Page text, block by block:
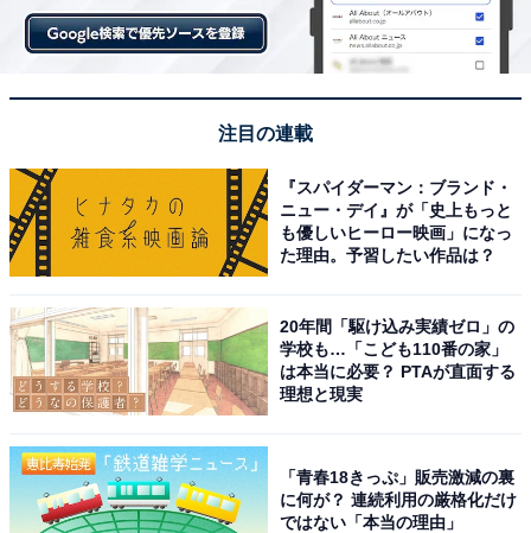
注目の連載
『スパイダーマン：ブランド・
ニュー・デイ』が「史上もっと
も優しいヒーロー映画」になっ
た理由。予習したい作品は？
20年間「駆け込み実績ゼロ」の
学校も…「こども110番の家」
は本当に必要？ PTAが直面する
理想と現実
「青春18きっぷ」販売激減の裏
に何が？ 連続利用の厳格化だけ
ではない「本当の理由」